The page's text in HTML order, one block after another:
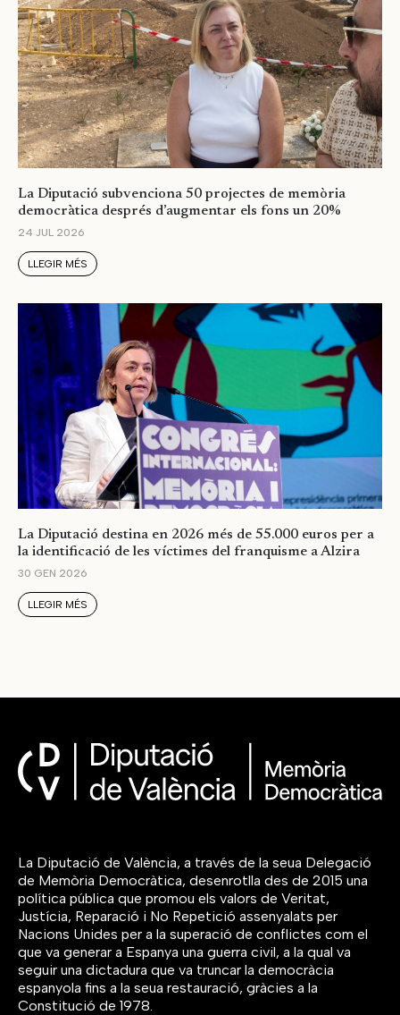
La Diputació subvenciona 50 projectes de memòria
democràtica després d’augmentar els fons un 20%
24 JUL 2026
LLEGIR MÉS
La Diputació destina en 2026 més de 55.000 euros per a
la identificació de les víctimes del franquisme a Alzira
30 GEN 2026
LLEGIR MÉS
La Diputació de València, a través de la seua Delegació
de Memòria Democràtica, desenrotlla des de 2015 una
política pública que promou els valors de Veritat,
Justícia, Reparació i No Repetició assenyalats per
Nacions Unides per a la superació de conflictes com el
que va generar a Espanya una guerra civil, a la qual va
seguir una dictadura que va truncar la democràcia
espanyola fins a la seua restauració, gràcies a la
Constitució de 1978.